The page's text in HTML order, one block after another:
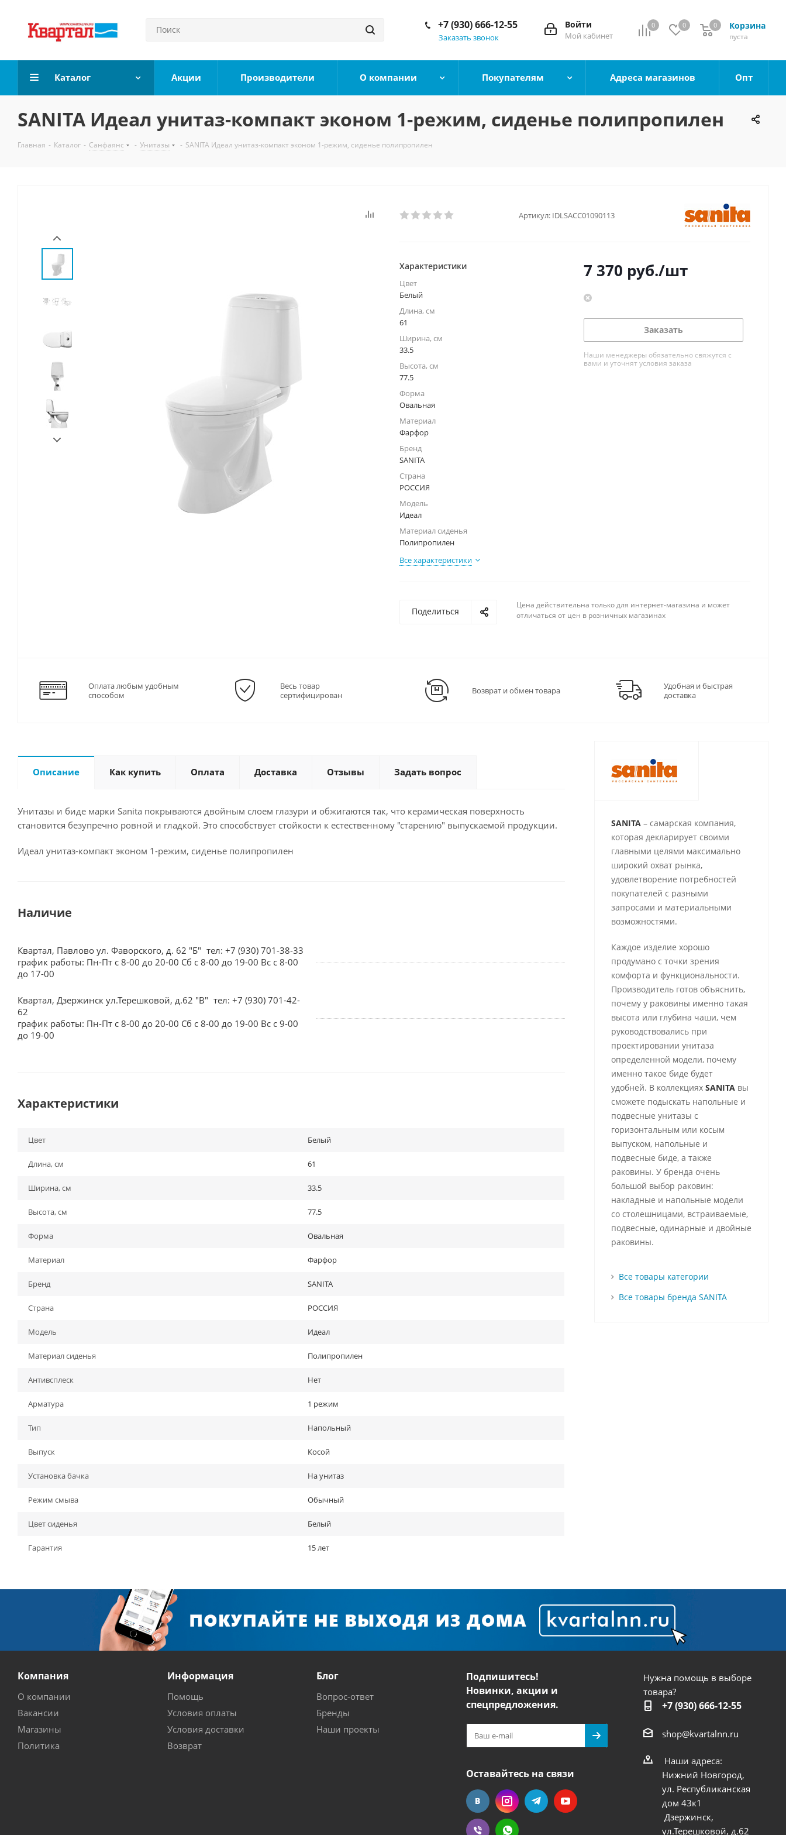
0 0 Корзина
0
пуста
0
Войти
Мой кабинет
+7 (930) 666-12-55
Заказать звонок
Каталог Акции Производители О компании Покупателям Адреса магазинов Опт
SANITA Идеал унитаз-компакт эконом 1-режим, сиденье полипропилен
Главная - Каталог - Санфаянс - Унитазы - SANITA Идеал унитаз-компакт эконом 1-режим, сиденье полипропилен
Артикул: IDLSACC01090113
Характеристики
Цвет
Белый
Длина, см
61
Ширина, см
33.5
Высота, см
77.5
Форма
Овальная
Материал
Фарфор
Бренд
SANITA
Страна
РОССИЯ
Модель
Идеал
Материал сиденья
Полипропилен
Все характеристики
7 370 руб./шт
Заказать
Наши менеджеры обязательно свяжутся с
вами и уточнят условия заказа
Поделиться
Цена действительна только для интернет-магазина и может
отличаться от цен в розничных магазинах
Оплата любым удобным
способом
Весь товар
сертифицирован
Возврат и обмен товара
Удобная и быстрая
доставка
Описание Как купить Оплата Доставка Отзывы Задать вопрос
Унитазы и биде марки Sanita покрываются двойным слоем глазури и обжигаются так, что керамическая поверхность
становится безупречно ровной и гладкой. Это способствует стойкости к естественному "старению" выпускаемой продукции.
Идеал унитаз-компакт эконом 1-режим, сиденье полипропилен
Наличие
Квартал, Павлово ул. Фаворского, д. 62 "Б" тел: +7 (930) 701-38-33
график работы: Пн-Пт с 8-00 до 20-00 Сб с 8-00 до 19-00 Вс с 8-00
до 17-00
Квартал, Дзержинск ул.Терешковой, д.62 "В" тел: +7 (930) 701-42-
62
график работы: Пн-Пт с 8-00 до 20-00 Сб с 8-00 до 19-00 Вс с 9-00
до 19-00
Характеристики
Цвет Белый
Длина, см 61
Ширина, см 33.5
Высота, см 77.5
Форма Овальная
Материал Фарфор
Бренд SANITA
Страна РОССИЯ
Модель Идеал
Материал сиденья Полипропилен
Антивсплеск Нет
Арматура 1 режим
Тип Напольный
Выпуск Косой
Установка бачка На унитаз
Режим смыва Обычный
Цвет сиденья Белый
Гарантия 15 лет
SANITA– самарская компания,
которая декларирует своими
главными целями максимально
широкий охват рынка,
удовлетворение потребностей
покупателей с разными
запросами и материальными
возможностями.
Каждое изделие хорошо
продумано с точки зрения
комфорта и функциональности.
Производитель готов объяснить,
почему у раковины именно такая
высота или глубина чаши, чем
руководствовались при
проектировании унитаза
определенной модели, почему
именно такое биде будет
удобней. В коллекциях SANITA вы
сможете подыскать напольные и
подвесные унитазы с
горизонтальным или косым
выпуском, напольные и
подвесные биде, а также
раковины. У бренда очень
большой выбор раковин:
накладные и напольные модели
со столешницами, встраиваемые,
подвесные, одинарные и двойные
раковины.
Все товары категории
Все товары бренда SANITA
Компания
О компании
Вакансии
Магазины
Политика
Информация
Помощь
Условия оплаты
Условия доставки
Возврат
Блог
Вопрос-ответ
Бренды
Наши проекты
Подпишитесь!
Новинки, акции и
спецпредложения.
Оставайтесь на связи
Нужна помощь в выборе
товара?
+7 (930) 666-12-55
shop@kvartalnn.ru
Наши адреса:
Нижний Новгород,
ул. Республиканская
дом 43к1
Дзержинск,
ул.Терешковой, д.62